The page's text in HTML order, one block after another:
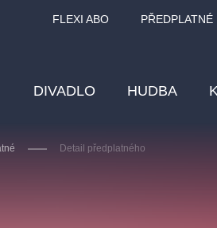
FLEXI ABO PŘEDPLATNÉ
DIVADLO HUDBA
Detail předplatného